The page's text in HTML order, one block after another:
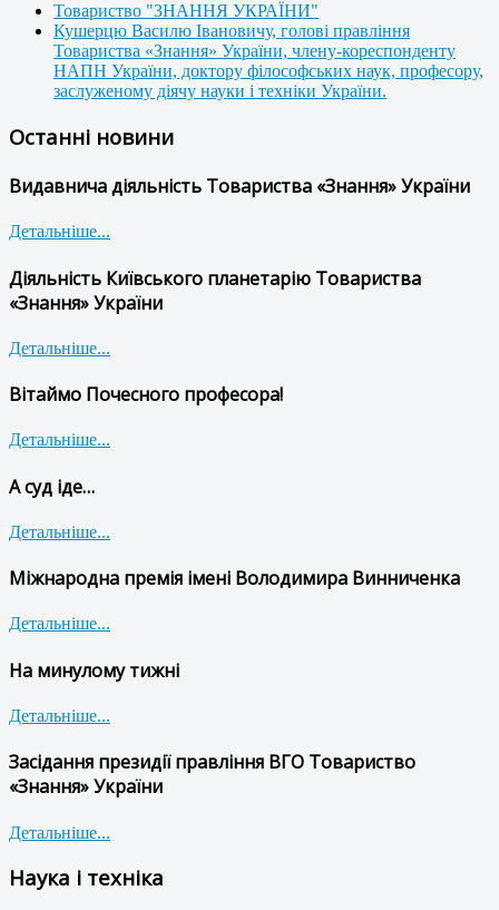
Товариство "ЗНАННЯ УКРАЇНИ"
Кушерцю Василю Івановичу, голові правління
Товариства «Знання» України, члену-кореспонденту
НАПН України, доктору філософських наук, професору,
заслуженому діячу науки і техніки України.
Останні новини
Видавнича діяльність Товариства «Знання» України
Детальніше...
Діяльність Київського планетарію Товариства
«Знання» України
Детальніше...
Вітаймо Почесного професора!
Детальніше...
А суд іде…
Детальніше...
Міжнародна премія імені Володимира Винниченка
Детальніше...
На минулому тижні
Детальніше...
Засідання президії правління ВГО Товариство
«Знання» України
Детальніше...
Наука і техніка